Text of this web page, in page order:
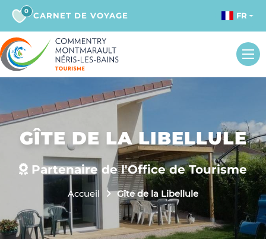
0 CARNET DE VOYAGE FR
GÎTE DE LA LIBELLULE
Partenaire de l'Office de Tourisme
Accueil Gîte de la Libellule